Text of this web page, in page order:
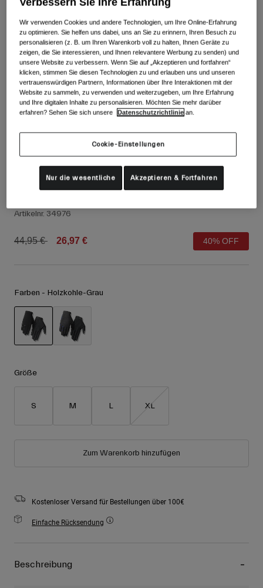
Schuhe
Rennrad Schuhe
Mountainbike Schuhe
Gravel Schuhe
Alle anzeigen
Bekleidung
Goggles
Handschuhe
Ersatzteile
Schutzbrillen
Ski
Snowboard
Mit austauschbaren Gläsern
Alle anzeigen
Kinder
Helme
Verwendungszweck
Ski Race
Xnetic Trail Handschuhe für Damen
Artikelnr. 34976
Price reduced from
44,95 €to 26,97 € 40% OFF
Farben - Holzkohle-Grau
Größe
S M L XL
Zum Warenkorb hinzufügen
Kostenloser Versand für Bestellungen über 100€
Einfache Rücksendung
Beschreibung
Wir verwenden Cookies und andere Technologien, um Ihre Online-Erfahrung
zu optimieren. Sie helfen uns dabei, uns an Sie zu erinnern, Ihren Besuch zu
personalisieren (z. B. um Ihren Warenkorb voll zu halten, Ihnen Geräte zu
zeigen, die Sie interessieren, und Ihnen relevantere Werbung zu senden) und
unsere Website zu verbessern. Wenn Sie auf „Akzeptieren und fortfahren“
klicken, stimmen Sie diesen Technologien zu und erlauben uns und unseren
vertrauenswürdigen Partnern, Informationen über Ihre Interaktionen mit der
Website zu sammeln, zu verwenden und weiterzugeben, um Ihre Erfahrung
und Ihre digitalen Inhalte zu personalisieren. Möchten Sie mehr darüber
erfahren? Sehen Sie sich unsere
Datenschutzrichtlinie an.
Cookie-Einstellungen
Nur die wesentliche Akzeptieren & Fortfahren